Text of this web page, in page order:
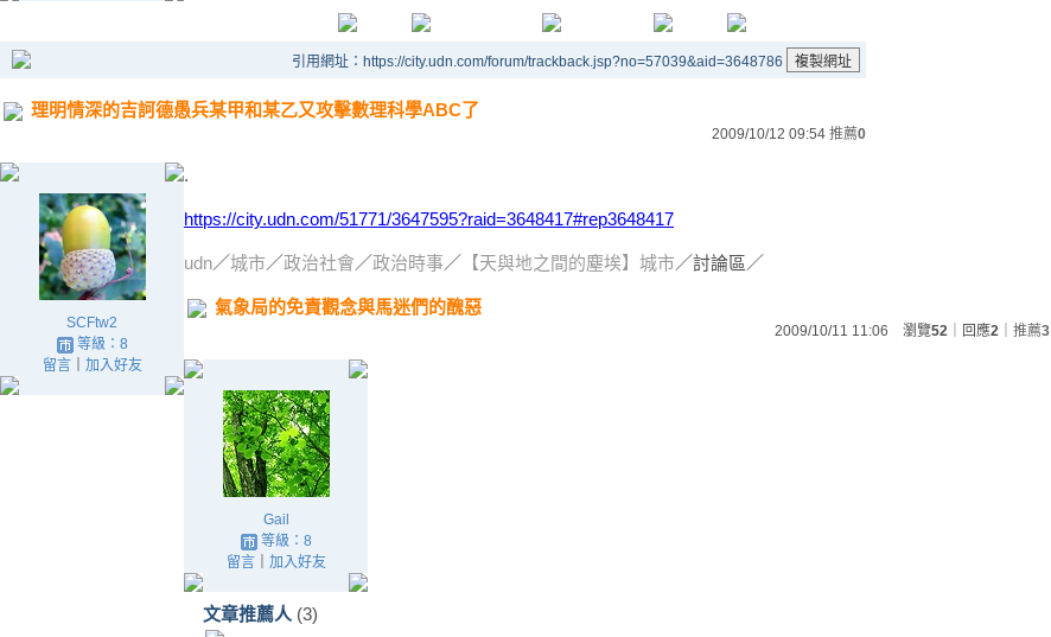
引用網址：https://city.udn.com/forum/trackback.jsp?no=57039&aid=3648786
理明情深的吉訶德愚兵某甲和某乙又攻擊數理科學ABC了
2009/10/12 09:54 推薦0
SCFtw2
等級：8
留言｜ 加入好友
.
https://city.udn.com/51771/3647595?raid=3648417#rep3648417
udn／城市／政治社會／政治時事／ 【天與地之間的塵埃】城市／討論區／
氣象局的免責觀念與馬迷們的醜惡
2009/10/11 11:06 瀏覽52 ｜回應2 推薦3
Gail
等級：8
留言｜ 加入好友
文章推薦人 (3)